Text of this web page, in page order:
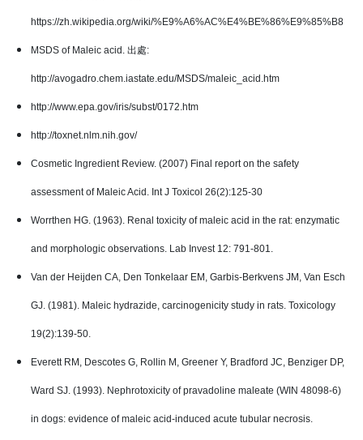
https://zh.wikipedia.org/wiki/%E9%A6%AC%E4%BE%86%E9%85%B8
MSDS of Maleic acid. 出處:
http://avogadro.chem.iastate.edu/MSDS/maleic_acid.htm
http://www.epa.gov/iris/subst/0172.htm
http://toxnet.nlm.nih.gov/
Cosmetic Ingredient Review. (2007) Final report on the safety
assessment of Maleic Acid. Int J Toxicol 26(2):125-30
Worrthen HG. (1963). Renal toxicity of maleic acid in the rat: enzymatic
and morphologic observations. Lab Invest 12: 791-801.
Van der Heijden CA, Den Tonkelaar EM, Garbis-Berkvens JM, Van Esch
GJ. (1981). Maleic hydrazide, carcinogenicity study in rats. Toxicology
19(2):139-50.
Everett RM, Descotes G, Rollin M, Greener Y, Bradford JC, Benziger DP,
Ward SJ. (1993). Nephrotoxicity of pravadoline maleate (WIN 48098-6)
in dogs: evidence of maleic acid-induced acute tubular necrosis.